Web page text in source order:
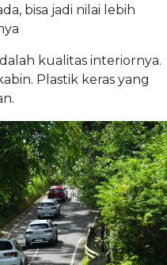
bisa jadi nilai lebih
kualitas interiornya.
Plastik keras yang